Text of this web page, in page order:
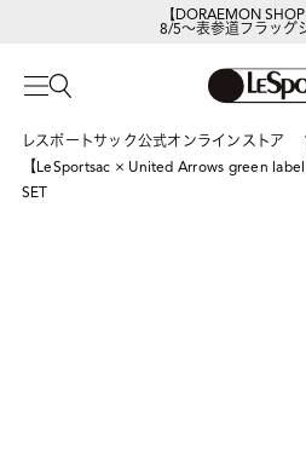
【DORAEMON SHOP
8/5～表参道フラッグ
レスポートサック公式オンラインストア
【LeSportsac × United Arrows green
SET